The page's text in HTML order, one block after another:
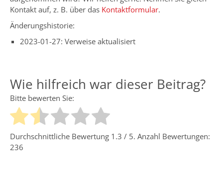
Kontakt auf, z. B. über das Kontaktformular.
Änderungshistorie:
2023-01-27: Verweise aktualisiert
Wie hilfreich war dieser Beitrag?
Bitte bewerten Sie:
Durchschnittliche Bewertung 1.3 / 5. Anzahl Bewertungen:
236